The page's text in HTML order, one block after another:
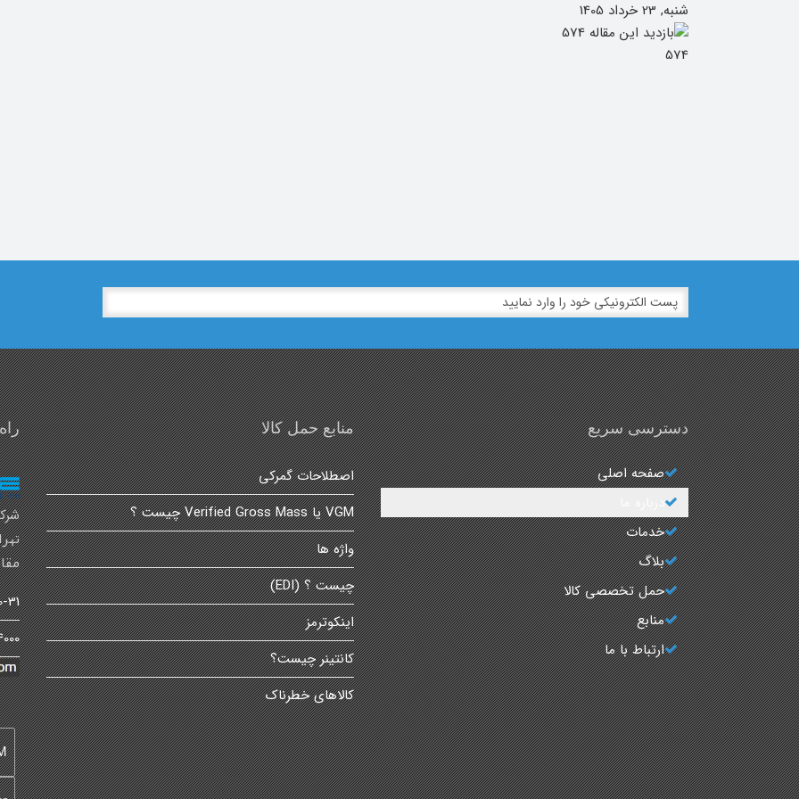
شنبه, 23 خرداد 1405
574
021
021
منابع حمل کالا
اصطلاحات گمرکی
VGM یا Verified Gross Mass چیست ؟
واژه ها
چیست ؟ (EDI)
اینکوترمز
کانتینر چیست؟
کالاهای خطرناک
دسترسی سریع
صفحه اصلی
خدمات
بلاگ
حمل تخصصی کالا
منابع
ارتباط با ما